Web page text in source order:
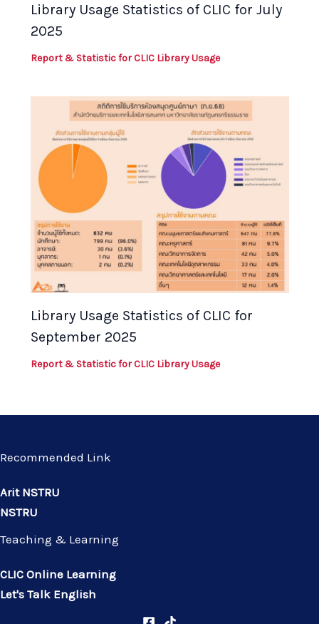
Library Usage Statistics of CLIC for July
2025
Report & Statistic for CLIC Library Usage
Library Usage Statistics of CLIC for
September 2025
Report & Statistic for CLIC Library Usage
Recommended Link
Arit NSTRU
NSTRU
Teaching & Learning
CLIC Online Learning
Let's Talk English